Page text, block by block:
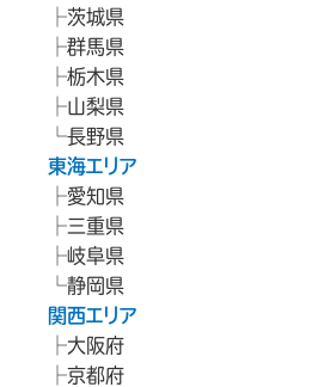
茨城県
群馬県
栃木県
山梨県
長野県
東海エリア
愛知県
三重県
岐阜県
静岡県
関西エリア
大阪府
京都府